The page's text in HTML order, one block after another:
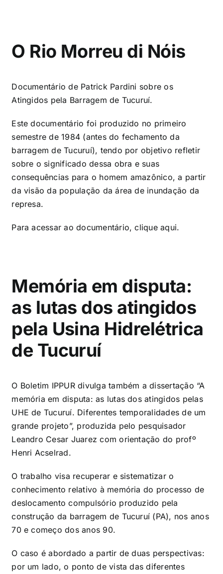
O Rio Morreu di Nóis
Documentário de Patrick Pardini sobre os
Atingidos pela Barragem de Tucuruí.
Este documentário foi produzido no primeiro
semestre de 1984 (antes do fechamento da
barragem de Tucuruí), tendo por objetivo refletir
sobre o significado dessa obra e suas
consequências para o homem amazônico, a partir
da visão da população da área de inundação da
represa.
Para acessar ao documentário, cliqueaqui.
Memória em disputa:
as lutas dos atingidos
pela Usina Hidrelétrica
de Tucuruí
O Boletim IPPUR divulga também a dissertação “A
memória em disputa: as lutas dos atingidos pelas
UHE de Tucuruí. Diferentes temporalidades de um
grande projeto”, produzida pelo pesquisador
Leandro Cesar Juarez com orientação do profº
Henri Acselrad.
O trabalho visa recuperar e sistematizar o
conhecimento relativo à memória do processo de
deslocamento compulsório produzido pela
construção da barragem de Tucuruí (PA), nos anos
70 e começo dos anos 90.
O caso é abordado a partir de duas perspectivas:
por um lado, o ponto de vista das diferentes